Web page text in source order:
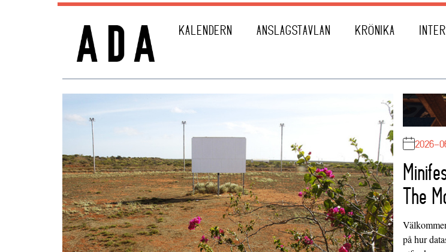
KALENDERN ANSLAGSTAVLAN KRÖNIKA
2026-
The
på hur